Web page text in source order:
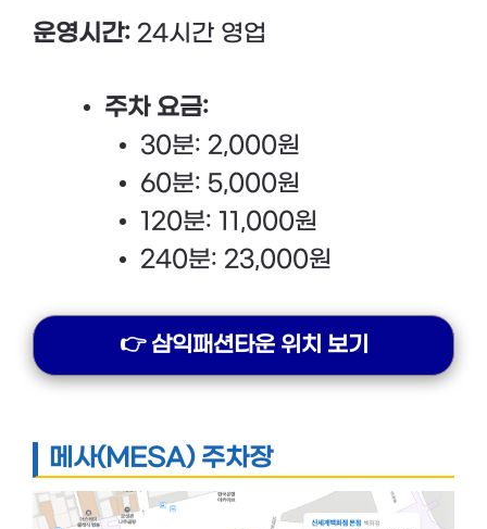
운영시간: 24시간 영업
주차 요금:
30분: 2,000원
60분: 5,000원
120분: 11,000원
240분: 23,000원
👉 삼익패션타운 위치 보기
메사(MESA) 주차장